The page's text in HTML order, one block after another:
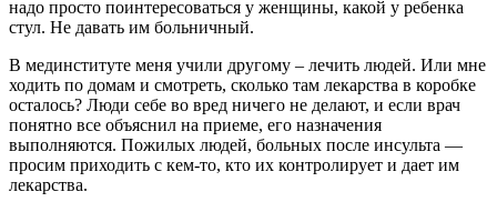
надо просто поинтересоваться у женщины, какой у ребенка
стул. Не давать им больничный.
В мединституте меня учили другому – лечить людей. Или мне
ходить по домам и смотреть, сколько там лекарства в коробке
осталось? Люди себе во вред ничего не делают, и если врач
понятно все объяснил на приеме, его назначения
выполняются. Пожилых людей, больных после инсульта —
просим приходить с кем-то, кто их контролирует и дает им
лекарства.